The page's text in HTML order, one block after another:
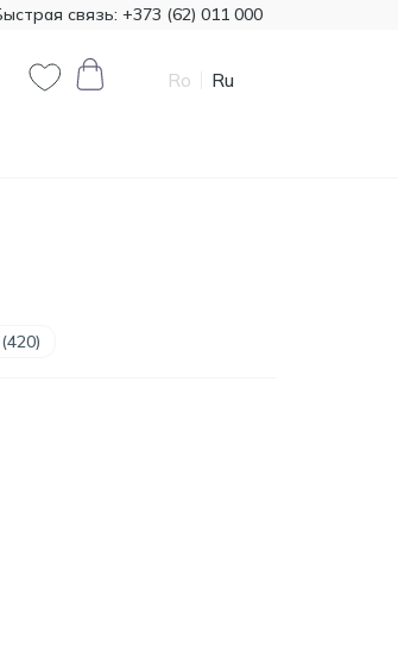
связь: +373 (62) 011 000
Ro Ru